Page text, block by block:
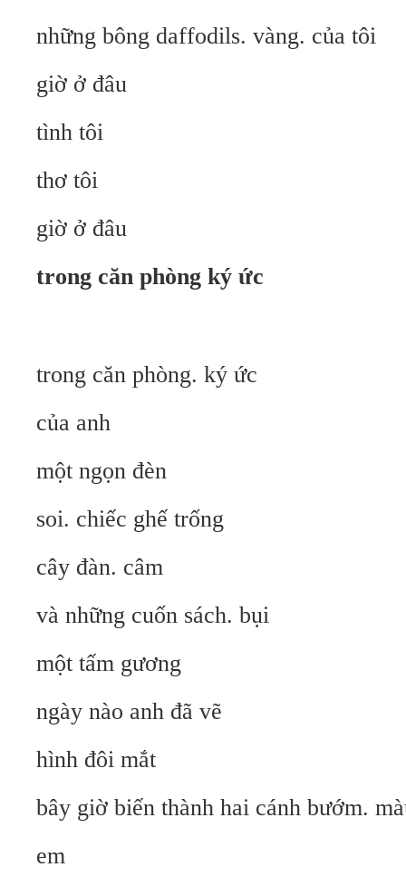
những bông daffodils. vàng. của tôi
giờ ở đâu
tình tôi
thơ tôi
giờ ở đâu
trong căn phòng ký ức
trong căn phòng. ký ức
của anh
một ngọn đèn
soi. chiếc ghế trống
cây đàn. câm
và những cuốn sách. bụi
một tấm gương
ngày nào anh đã vẽ
hình đôi mắt
bây giờ biến thành hai cánh bướm.
em